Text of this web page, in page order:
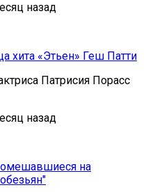
назад
хита «Этьен» Геш Патти
Патрисия Порасс
назад
на